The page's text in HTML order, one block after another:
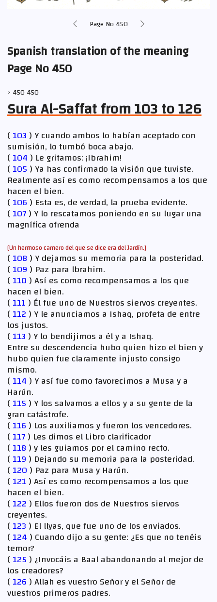
Page No 450
Spanish translation of the meaning
Page No 450
> 450 450
Sura Al-Saffat from 103 to 126
( 103 ) Y cuando ambos lo habían aceptado con
sumisión, lo tumbó boca abajo.
( 104 ) Le gritamos: ¡Ibrahim!
( 105 ) Ya has confirmado la visión que tuviste.
Realmente así es como recompensamos a los que
hacen el bien.
( 106 ) Esta es, de verdad, la prueba evidente.
( 107) Y lo rescatamos poniendo en su lugar una
magnífica ofrenda
[Un hermoso carnero del que se dice era del Jardín.]
( 108 ) Y dejamos su memoria para la posteridad.
( 109 ) Paz para lbrahim.
( 110 ) Así es como recompensamos a los que
hacen el bien.
( 111 ) Él fue uno de Nuestros siervos creyentes.
( 112 ) Y le anunciamos a Ishaq, profeta de entre
los justos.
( 113 ) Y lo bendijimos a él y a Ishaq.
Entre su descendencia hubo quien hizo el bien y
hubo quien fue claramente injusto consigo
mismo.
( 114 ) Y así fue como favorecimos a Musa y a
Harún.
( 115 ) Y los salvamos a ellos y a su gente de la
gran catástrofe.
( 116 ) Los auxiliamos y fueron los vencedores.
( 117) Les dimos el Libro clarificador
( 118 ) y les guiamos por el camino recto.
( 119 ) Dejando su memoria para la posteridad.
( 120 ) Paz para Musa y Harún.
( 121 ) Así es como recompensamos a los que
hacen el bien.
( 122 ) Ellos fueron dos de Nuestros siervos
creyentes.
( 123 ) El llyas, que fue uno de los enviados.
( 124 ) Cuando dijo a su gente: ¿Es que no tenéis
temor?
( 125 ) ¿Invocáis a Baal abandonando al mejor de
los creadores?
( 126 ) Allah es vuestro Señor y el Señor de
vuestros primeros padres.